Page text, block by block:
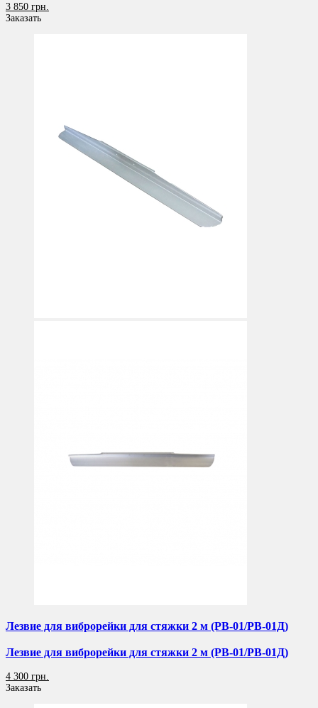
3 850 грн.
Заказать
Лезвие для виброрейки для стяжки 2 м (РВ-01/РВ-01Д)
Лезвие для виброрейки для стяжки 2 м (РВ-01/РВ-01Д)
4 300 грн.
Заказать